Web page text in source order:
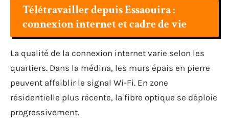
Télétravailler depuis Essaouira :
connexion internet et cadre de vie
La qualité de la connexion internet varie selon les
quartiers. Dans la médina, les murs épais en pierre
peuvent affaiblir le signal Wi-Fi. En zone
résidentielle plus récente, la fibre optique se déploie
progressivement.